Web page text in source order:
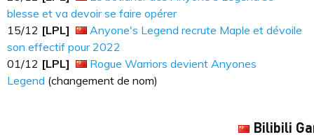
blesse et va devoir se faire opérer
15​​​/12 [LPL]
Anyone's Legend recrute Maple et dévoile
son effectif pour 2022
01/12 [LPL]
Rogue Warriors devient Anyones
Legend (changement de nom)
Bilibili